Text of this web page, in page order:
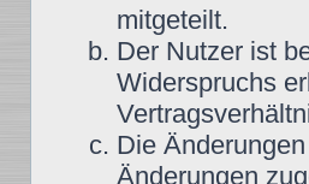
mitgeteilt.
Der Nutzer ist
Widerspruchs
Die
Änderungen